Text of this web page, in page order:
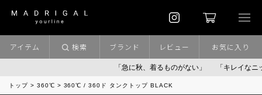
「急に秋、着るものがない」 「キレイなニット」
アイテム 検索 ブランド レビュー お気に入り
トップ 360℃ 360℃ / 360ド タンクトップ BLACK